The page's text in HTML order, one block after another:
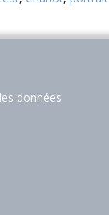
données